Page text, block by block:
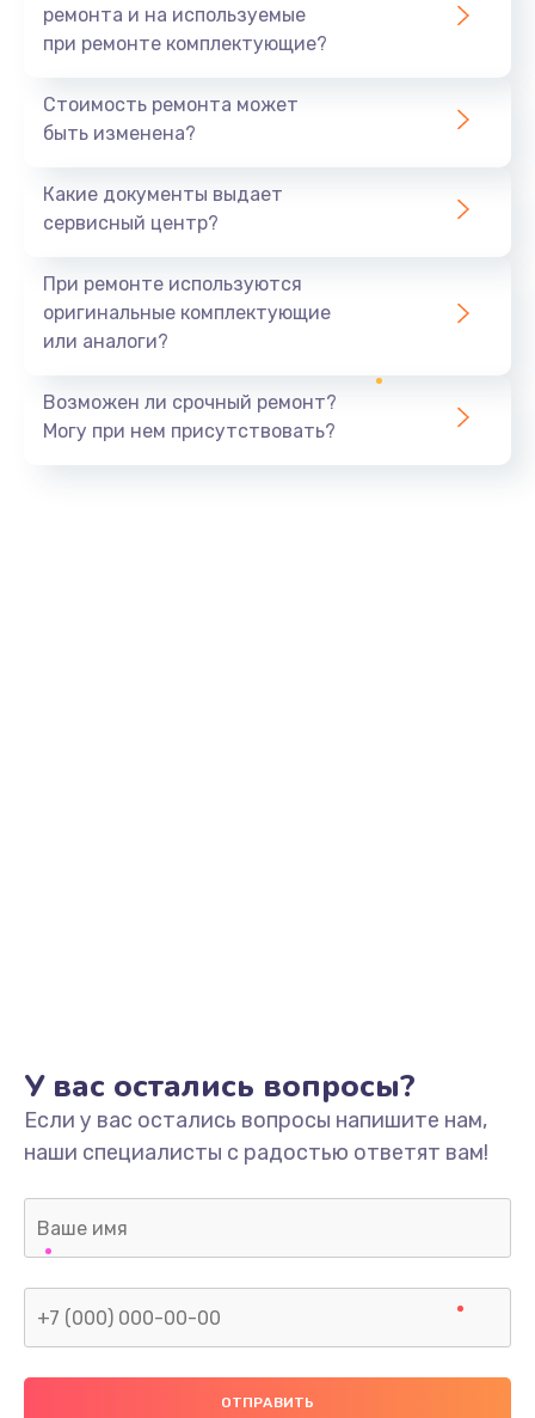
ремонта и на используемые
при ремонте комплектующие?
Стоимость ремонта может
быть изменена?
Какие документы выдает
сервисный центр?
При ремонте используются
оригинальные комплектующие
или аналоги?
Возможен ли срочный ремонт?
Могу при нем присутствовать?
У вас остались вопросы?
Если у вас остались вопросы напишите нам,
наши специалисты с радостью ответят вам!